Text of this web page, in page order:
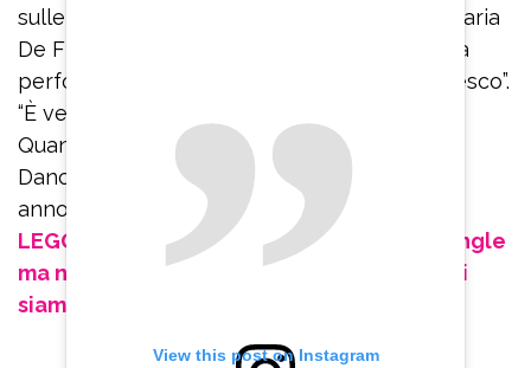
sulle note della canzone “Time of my life”. Maria
De Filippi si è complimentata con loro per la
performance: “Sembra ieri… un déjà vu pazzesco”.
“È vero… – ha confermato Rossella Brescia –
Quante volte lo abbiamo fatto questo ‘Dirty
Dancing’?”. “Siamo tornati indietro di qualche
anno”, le ha fatto eco Gianni Sperti.
LEGGI ANCHE: Gianni Sperti oggi: “Sono single
ma non sono un frate. Paola Barale? Non ci
siamo mai più visti”
View this post on Instagram